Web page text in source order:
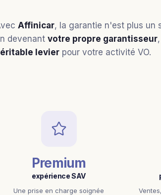
Affinicar, la garantie n'est plus un
devenantvotre propre garantisseur
levier pour votre activité VO.
Premium
expérience SAV
Une prise en charge soignée